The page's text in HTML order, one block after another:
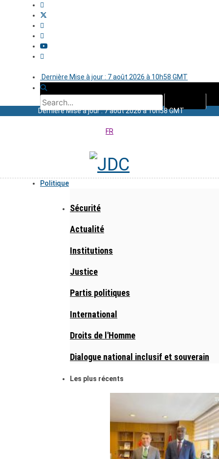
Dernière Mise à jour : 7 août 2026 à 10h58 GMT
Dernière Mise à jour : 7 août 2026 à 10h58 GMT
FR
Politique
Sécurité
Actualité
Institutions
Justice
Partis politiques
International
Droits de l'Homme
Dialogue national inclusif et souverain
Les plus récents